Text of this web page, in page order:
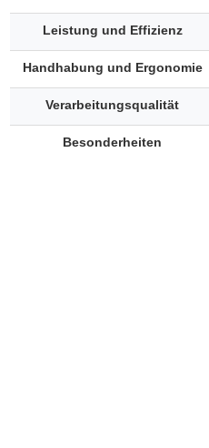
Leistung und Effizienz
Handhabung und Ergonomie
Verarbeitungsqualität
Besonderheiten